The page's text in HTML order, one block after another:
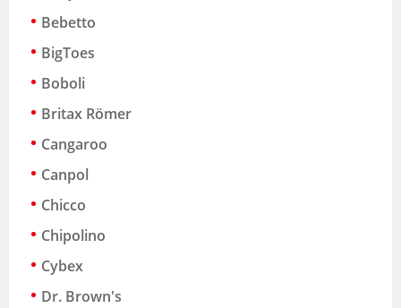
Bebetto
BigToes
Boboli
Britax Römer
Cangaroo
Canpol
Chicco
Chipolino
Cybex
Dr. Brown's